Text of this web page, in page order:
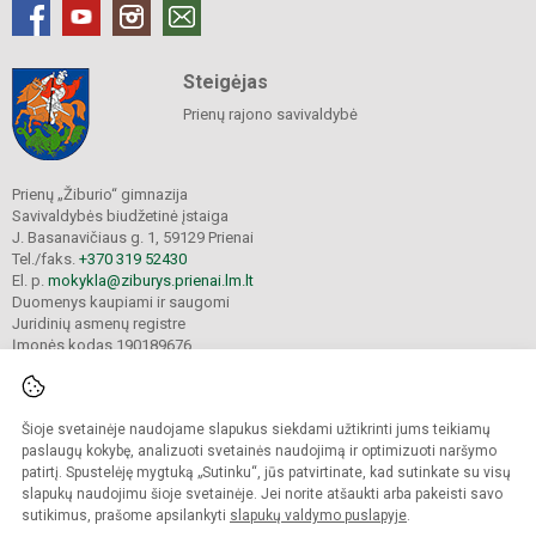
Šioje svetainėje naudojame slapukus siekdami užtikrinti jums teikiamų
paslaugų kokybę, analizuoti svetainės naudojimą ir optimizuoti naršymo
patirtį. Spustelėję mygtuką „Sutinku“, jūs patvirtinate, kad sutinkate su visų
slapukų naudojimu šioje svetainėje. Jei norite atšaukti arba pakeisti savo
sutikimus, prašome apsilankyti slapukų valdymo puslapyje.
Steigėjas
Prienų rajono savivaldybė
Prienų „Žiburio“ gimnazija
Savivaldybės biudžetinė įstaiga
J. Basanavičiaus g. 1, 59129 Prienai
Tel./faks. +370 319 52430
El. p. mokykla@ziburys.prienai.lm.lt
Duomenys kaupiami ir saugomi
Juridinių asmenų registre
Įmonės kodas 190189676
© 2023 Prienų "Žiburio" gimnazija. Visos teisės saugomos.
Kopijuoti turinį be raštiško gimnazijos sutikimo griežtai draudžiama.
Versija neįgaliesiems Slapukų politika
Sumanus būdas atnaujinti